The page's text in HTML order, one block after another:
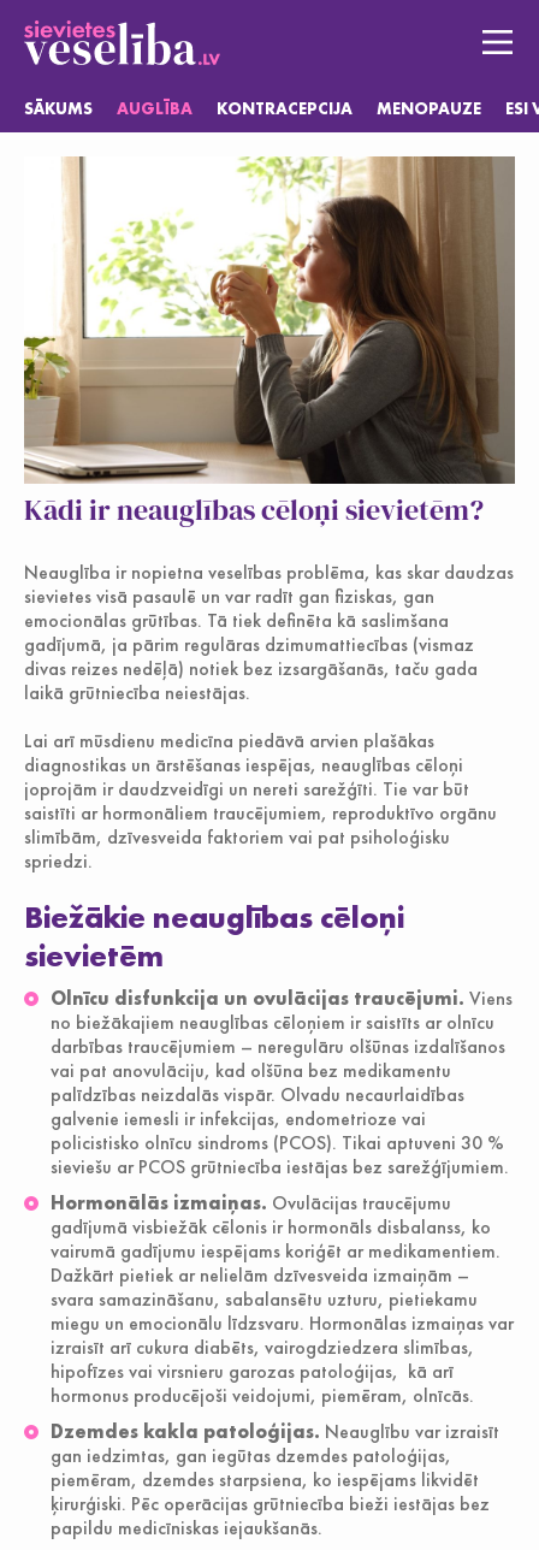
SĀKUMS AUGLĪBA KONTRACEPCIJA MENOPAUZE ESI
Sākums
Auglība
Kontracepcija
Menopauze
Esi vesela
Jautājumi
Jauniešiem
Kādi ir neauglības cēloņi sievietēm?
Neauglība ir nopietna veselības problēma, kas skar daudzas
sievietes visā pasaulē un var radīt gan fiziskas, gan
emocionālas grūtības. Tā tiek definēta kā saslimšana
gadījumā, ja pārim regulāras dzimumattiecības (vismaz
divas reizes nedēļā) notiek bez izsargāšanās, taču gada
laikā grūtniecība neiestājas.
Lai arī mūsdienu medicīna piedāvā arvien plašākas
diagnostikas un ārstēšanas iespējas, neauglības cēloņi
joprojām ir daudzveidīgi un nereti sarežģīti. Tie var būt
saistīti ar hormonāliem traucējumiem, reproduktīvo orgānu
slimībām, dzīvesveida faktoriem vai pat psiholoģisku
spriedzi.
Biežākie neauglības cēloņi
sievietēm
Olnīcu disfunkcija un ovulācijas traucējumi. Viens
no biežākajiem neauglības cēloņiem ir saistīts ar olnīcu
darbības traucējumiem – neregulāru olšūnas izdalīšanos
vai pat anovulāciju, kad olšūna bez medikamentu
palīdzības neizdalās vispār. Olvadu necaurlaidības
galvenie iemesli ir infekcijas, endometrioze vai
policistisko olnīcu sindroms (PCOS). Tikai aptuveni 30 %
sieviešu ar PCOS grūtniecība iestājas bez sarežģījumiem.
Hormonālās izmaiņas. Ovulācijas traucējumu
gadījumā visbiežāk cēlonis ir hormonāls disbalanss, ko
vairumā gadījumu iespējams koriģēt ar medikamentiem.
Dažkārt pietiek ar nelielām dzīvesveida izmaiņām –
svara samazināšanu, sabalansētu uzturu, pietiekamu
miegu un emocionālu līdzsvaru. Hormonālas izmaiņas var
izraisīt arī cukura diabēts, vairogdziedzera slimības,
hipofīzes vai virsnieru garozas patoloģijas, kā arī
hormonus producējoši veidojumi, piemēram, olnīcās.
Dzemdes kakla patoloģijas. Neauglību var izraisīt
gan iedzimtas, gan iegūtas dzemdes patoloģijas,
piemēram, dzemdes starpsiena, ko iespējams likvidēt
ķirurģiski. Pēc operācijas grūtniecība bieži iestājas bez
papildu medicīniskas iejaukšanās.